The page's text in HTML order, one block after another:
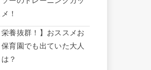
！
栄養抜群！】おススメお
育園でも出ていた大人
？